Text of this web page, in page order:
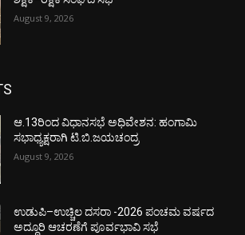
August 9, 2026
ಆ.13ರಿಂದ ವಿಧಾನಸಭೆ ಅಧಿವೇಶನ: ಹಂಗಾಮಿ
ಸಭಾಧ್ಯಕ್ಷರಾಗಿ ಟಿ.ಬಿ.ಜಯಚಂದ್ರ
August 9, 2026
ಉಡುಪಿ–ಉಚ್ಚಿಲ ದಸರಾ -2026 ಪಂಚಮ ವರ್ಷದ
ಅದ್ಧೂರಿ ಆಚರಣೆಗೆ ಪೂರ್ವಭಾವಿ ಸಭೆ